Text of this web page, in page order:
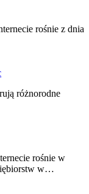
rośnie z dnia
różnorodne
rośnie w
w…